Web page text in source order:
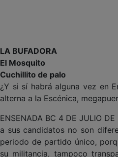
LA BUFADORA
El Mosquito
Cuchillito de palo
¿Y si sí habrá alguna vez en
alterna a la Escénica,
ENSENADA BC 4 DE JULIO
a sus candidatos no son
periodo de partido único,
su militancia, tampoco